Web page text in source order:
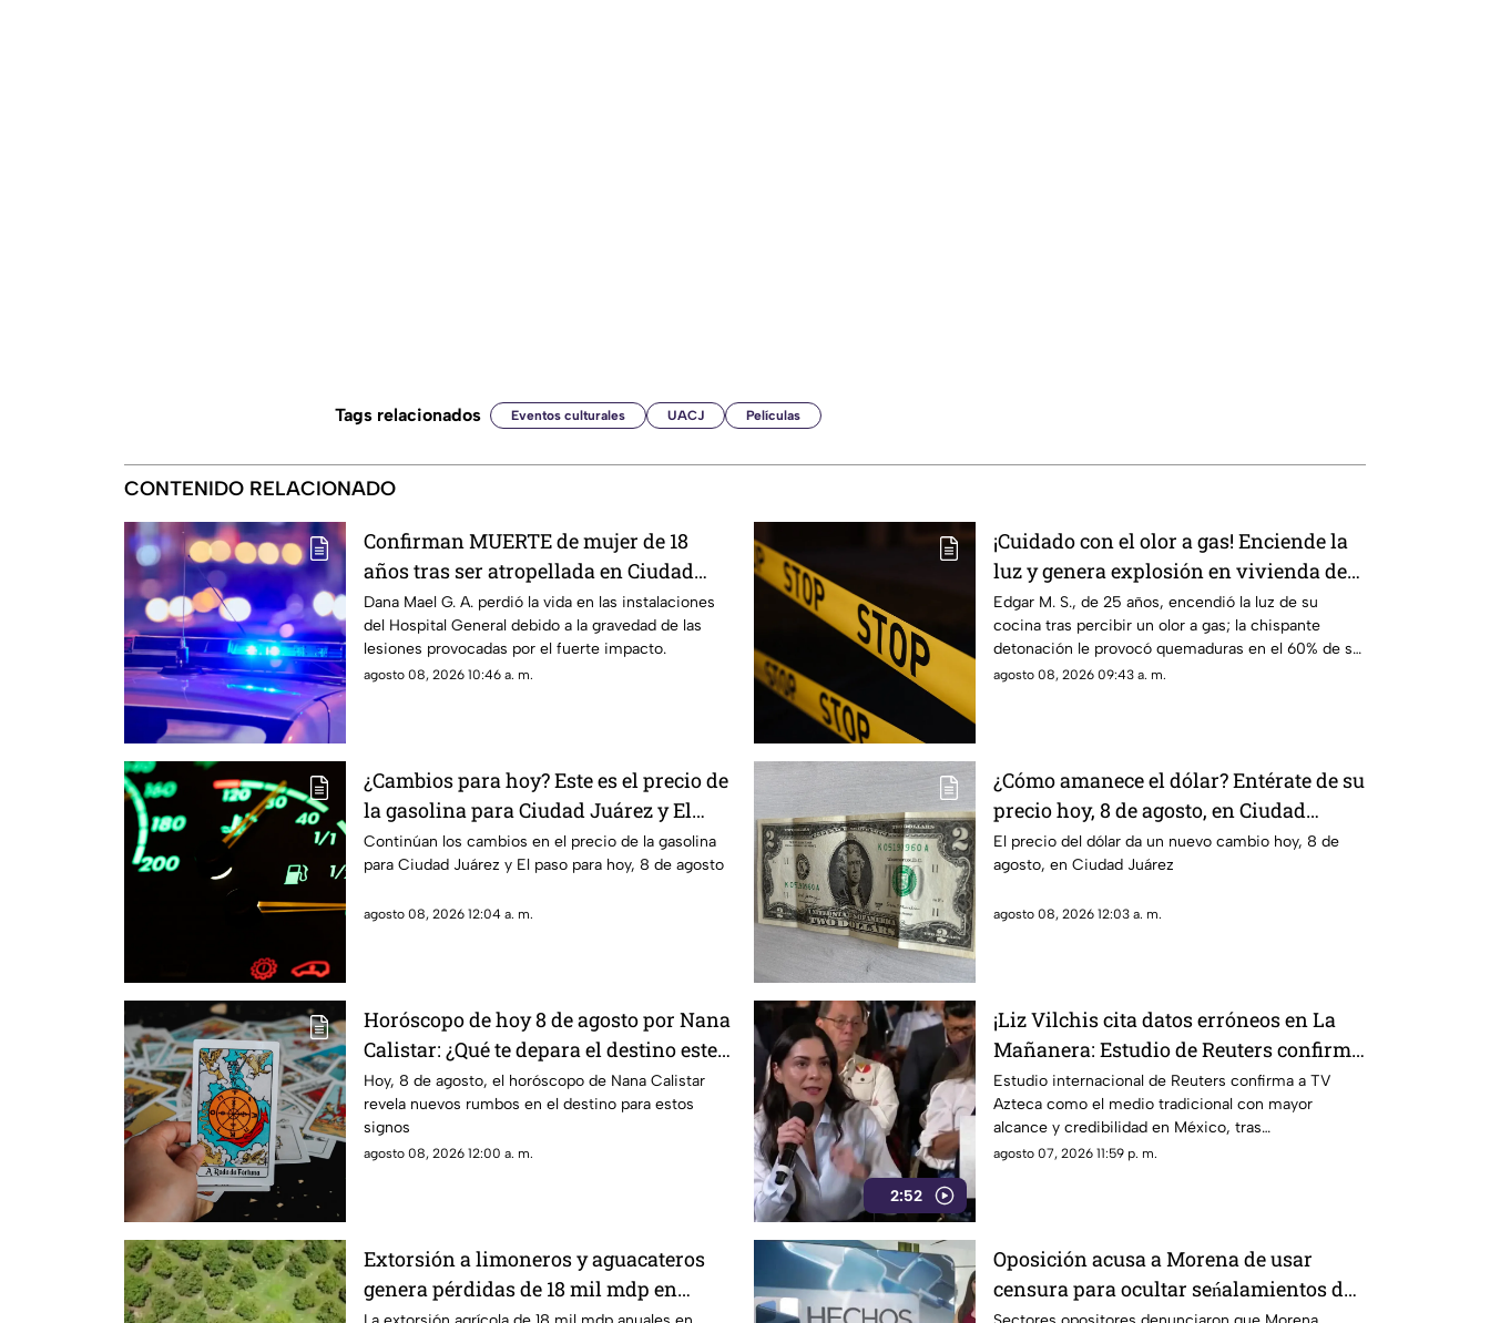
Tags relacionados Eventos culturales UACJ Películas
CONTENIDO RELACIONADO
Confirman MUERTE de mujer de 18
años tras ser atropellada en Ciudad
Juárez
Dana Mael G. A. perdió la vida en las instalaciones
del Hospital General debido a la gravedad de las
lesiones provocadas por el fuerte impacto.
agosto 08, 2026 10:46 a. m.
¡Cuidado con el olor a gas! Enciende la
luz y genera explosión en vivienda de
Ciudad Juárez
Edgar M. S., de 25 años, encendió la luz de su
cocina tras percibir un olor a gas; la chispante
detonación le provocó quemaduras en el 60% de su
cuerpo.
agosto 08, 2026 09:43 a. m.
¿Cambios para hoy? Este es el precio de
la gasolina para Ciudad Juárez y El
Paso
Continúan los cambios en el precio de la gasolina
para Ciudad Juárez y El paso para hoy, 8 de agosto
agosto 08, 2026 12:04 a. m.
¿Cómo amanece el dólar? Entérate de su
precio hoy, 8 de agosto, en Ciudad
Juárez
El precio del dólar da un nuevo cambio hoy, 8 de
agosto, en Ciudad Juárez
agosto 08, 2026 12:03 a. m.
Horóscopo de hoy 8 de agosto por Nana
Calistar: ¿Qué te depara el destino este
sábado?
Hoy, 8 de agosto, el horóscopo de Nana Calistar
revela nuevos rumbos en el destino para estos
signos
agosto 08, 2026 12:00 a. m.
2:52
¡Liz Vilchis cita datos erróneos en La
Mañanera: Estudio de Reuters confirma
liderazgo de TV Azteca en alcance y
credibilidad
Estudio internacional de Reuters confirma a TV
Azteca como el medio tradicional con mayor
alcance y credibilidad en México, tras
inconsistencias en La Mañanera
agosto 07, 2026 11:59 p. m.
Extorsión a limoneros y aguacateros
genera pérdidas de 18 mil mdp en
Oposición acusa a Morena de usar
censura para ocultar seńalamientos de